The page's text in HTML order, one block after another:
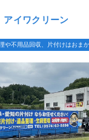
や不用品回収、片付けはおま
アイワクリーン